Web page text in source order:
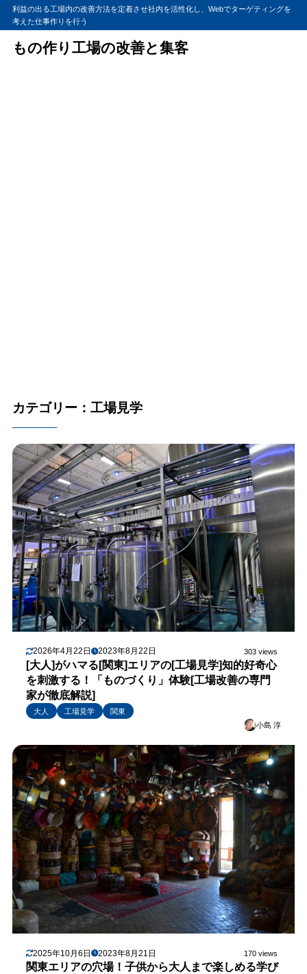
利益の出る工場内の改善方法を定着させ社内を活性化し、Webでターゲティングを
考えた仕事作りを行う
もの作り工場の改善と集客
カテゴリー：工場見学
2026年4月22日 2023年8月22日 303 views
[大人]がハマる[関東]エリアの[工場見学]知的好奇心
を刺激する！「ものづくり」体験[工場改善の専門
家が徹底解説]
大人 工場見学
関東
小島 淳
2025年10月6日 2023年8月21日 170 views
関東エリアの穴場！子供から大人まで楽しめる学び